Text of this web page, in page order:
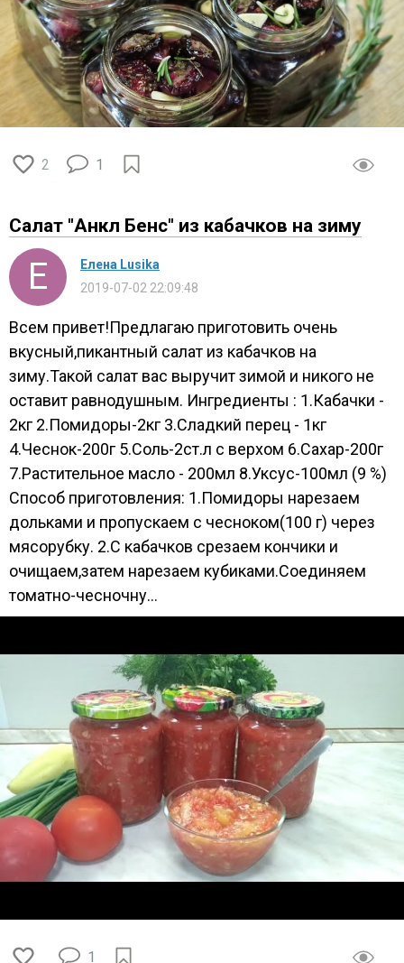
2 1
Салат "Анкл Бенс" из кабачков на зиму
Елена Lusika
2019-07-02 22:09:48
Всем привет!Предлагаю приготовить очень
вкусный,пикантный салат из кабачков на
зиму.Такой салат вас выручит зимой и никого не
оставит равнодушным. Ингредиенты : 1.Кабачки -
2кг 2.Помидоры-2кг 3.Сладкий перец - 1кг
4.Чеснок-200г 5.Соль-2ст.л с верхом 6.Сахар-200г
7.Растительное масло - 200мл 8.Уксус-100мл (9 %)
Способ приготовления: 1.Помидоры нарезаем
дольками и пропускаем с чесноком(100 г) через
мясорубку. 2.С кабачков срезаем кончики и
очищаем,затем нарезаем кубиками.Соединяем
томатно-чесночну...
1